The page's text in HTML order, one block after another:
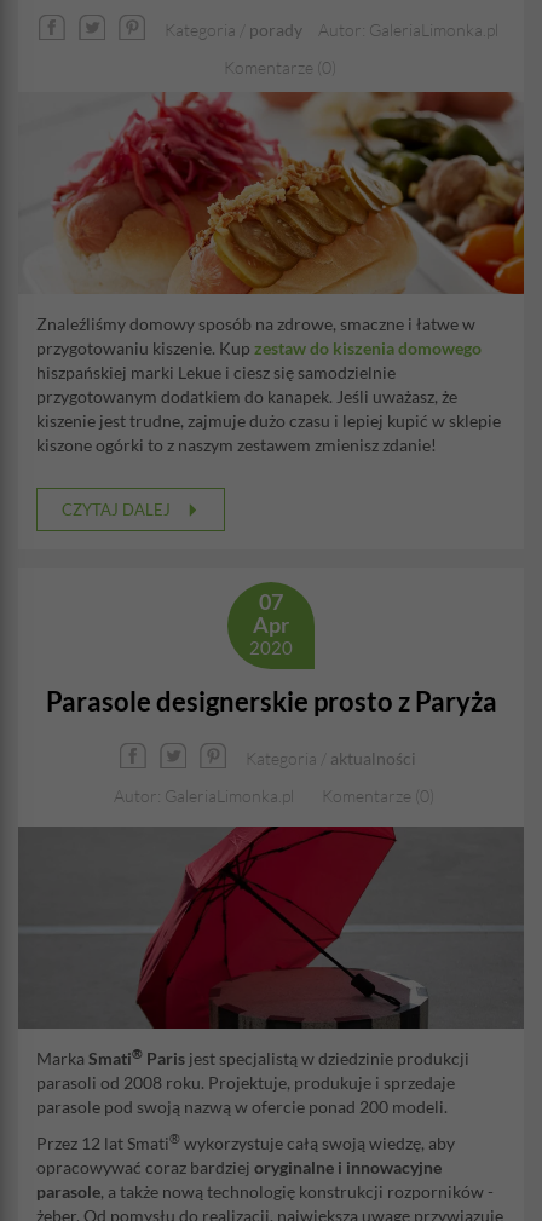
Kategoria / porady
Autor: GaleriaLimonka.pl
Komentarze (0)
Znaleźliśmy domowy sposób na zdrowe, smaczne i łatwe w
przygotowaniu kiszenie. Kup zestaw do kiszenia domowego
hiszpańskiej marki Lekue i ciesz się samodzielnie
przygotowanym dodatkiem do kanapek. Jeśli uważasz, że
kiszenie jest trudne, zajmuje dużo czasu i lepiej kupić w sklepie
kiszone ogórki to z naszym zestawem zmienisz zdanie!
CZYTAJ DALEJ
07
Apr
2020
Parasole designerskie prosto z Paryża
Kategoria / aktualności
Autor: GaleriaLimonka.pl
Komentarze (0)
Marka Smati® Paris jest specjalistą w dziedzinie produkcji
parasoli od 2008 roku. Projektuje, produkuje i sprzedaje
parasole pod swoją nazwą w ofercie ponad 200 modeli.
Przez 12 lat Smati® wykorzystuje całą swoją wiedzę, aby
opracowywać coraz bardziej oryginalne i innowacyjne
parasole, a także nową technologię konstrukcji rozporników -
żeber. Od pomysłu do realizacji, największą uwagę przywiązuje